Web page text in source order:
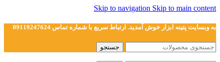
Skip to navigation Skip to main content
به وبسایت پتینه ابزار خوش آمدید. ارتباط سریع با شماره تماس 09119247624
جستجو